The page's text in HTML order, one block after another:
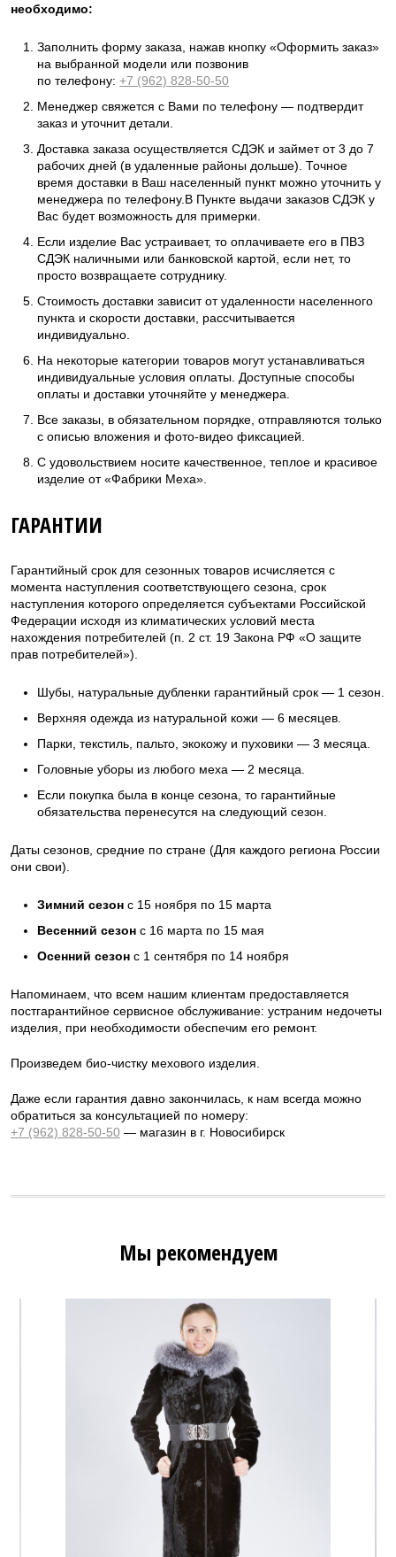
необходимо:
Заполнить форму заказа, нажав кнопку «Оформить заказ»
на выбранной модели или позвонив
по телефону: +7 (962) 828-50-50
Менеджер свяжется с Вами по телефону — подтвердит
заказ и уточнит детали.
Доставка заказа осуществляется СДЭК и займет от 3 до 7
рабочих дней (в удаленные районы дольше). Точное
время доставки в Ваш населенный пункт можно уточнить у
менеджера по телефону.В Пункте выдачи заказов СДЭК у
Вас будет возможность для примерки.
Если изделие Вас устраивает, то оплачиваете его в ПВЗ
СДЭК наличными или банковской картой, если нет, то
просто возвращаете сотруднику.
Стоимость доставки зависит от удаленности населенного
пункта и скорости доставки, рассчитывается
индивидуально.
На некоторые категории товаров могут устанавливаться
индивидуальные условия оплаты. Доступные способы
оплаты и доставки уточняйте у менеджера.
Все заказы, в обязательном порядке, отправляются только
с описью вложения и фото-видео фиксацией.
С удовольствием носите качественное, теплое и красивое
изделие от «Фабрики Меха».
ГАРАНТИИ
Гарантийный срок для сезонных товаров исчисляется с
момента наступления соответствующего сезона, срок
наступления которого определяется субъектами Российской
Федерации исходя из климатических условий места
нахождения потребителей (п. 2 ст. 19 Закона РФ «О защите
прав потребителей»).
Шубы, натуральные дубленки гарантийный срок — 1 сезон.
Верхняя одежда из натуральной кожи — 6 месяцев.
Парки, текстиль, пальто, экокожу и пуховики — 3 месяца.
Головные уборы из любого меха — 2 месяца.
Если покупка была в конце сезона, то гарантийные
обязательства перенесутся на следующий сезон.
Даты сезонов, средние по стране (Для каждого региона России
они свои).
Зимний сезон с 15 ноября по 15 марта
Весенний сезон с 16 марта по 15 мая
Осенний сезон с 1 сентября по 14 ноября
Напоминаем, что всем нашим клиентам предоставляется
постгарантийное сервисное обслуживание: устраним недочеты
изделия, при необходимости обеспечим его ремонт.
Произведем био-чистку мехового изделия.
Даже если гарантия давно закончилась, к нам всегда можно
обратиться за консультацией по номеру:
+7 (962) 828-50-50 — магазин в г. Новосибирск
Мы рекомендуем